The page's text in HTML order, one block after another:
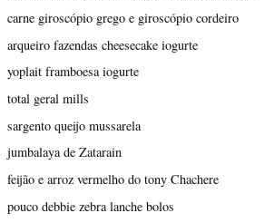
carne giroscópio grego e giroscópio cordeiro
arqueiro fazendas cheesecake iogurte
yoplait framboesa iogurte
total geral mills
sargento queijo mussarela
jumbalaya de Zatarain
feijão e arroz vermelho do tony Chachere
pouco debbie zebra lanche bolos